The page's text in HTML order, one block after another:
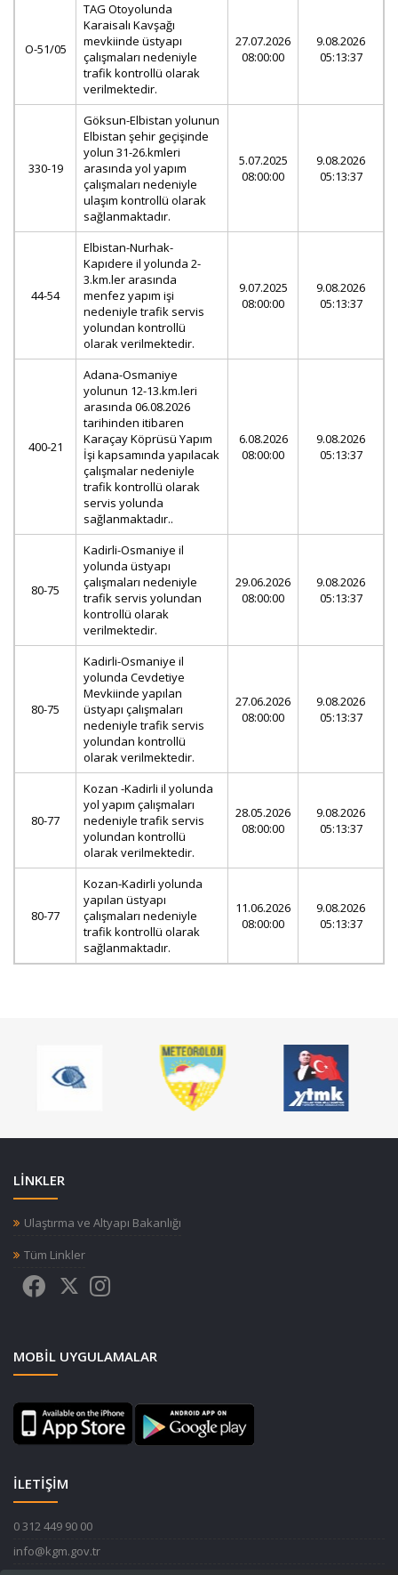
O-51/05
TAG Otoyolunda
Karaisalı Kavşağı
mevkiinde üstyapı
çalışmaları nedeniyle
trafik kontrollü olarak
verilmektedir.
27.07.2026
08:00:00
9.08.2026
05:13:37
330-19
Göksun-Elbistan yolunun
Elbistan şehir geçişinde
yolun 31-26.kmleri
arasında yol yapım
çalışmaları nedeniyle
ulaşım kontrollü olarak
sağlanmaktadır.
5.07.2025
08:00:00
9.08.2026
05:13:37
44-54
Elbistan-Nurhak-
Kapıdere il yolunda 2-
3.km.ler arasında
menfez yapım işi
nedeniyle trafik servis
yolundan kontrollü
olarak verilmektedir.
9.07.2025
08:00:00
9.08.2026
05:13:37
400-21
Adana-Osmaniye
yolunun 12-13.km.leri
arasında 06.08.2026
tarihinden itibaren
Karaçay Köprüsü Yapım
İşi kapsamında yapılacak
çalışmalar nedeniyle
trafik kontrollü olarak
servis yolunda
sağlanmaktadır..
6.08.2026
08:00:00
9.08.2026
05:13:37
80-75
Kadirli-Osmaniye il
yolunda üstyapı
çalışmaları nedeniyle
trafik servis yolundan
kontrollü olarak
verilmektedir.
29.06.2026
08:00:00
9.08.2026
05:13:37
80-75
Kadirli-Osmaniye il
yolunda Cevdetiye
Mevkiinde yapılan
üstyapı çalışmaları
nedeniyle trafik servis
yolundan kontrollü
olarak verilmektedir.
27.06.2026
08:00:00
9.08.2026
05:13:37
80-77
Kozan -Kadirli il yolunda
yol yapım çalışmaları
nedeniyle trafik servis
yolundan kontrollü
olarak verilmektedir.
28.05.2026
08:00:00
9.08.2026
05:13:37
80-77
Kozan-Kadirli yolunda
yapılan üstyapı
çalışmaları nedeniyle
trafik kontrollü olarak
sağlanmaktadır.
11.06.2026
08:00:00
9.08.2026
05:13:37
LİNKLER
Ulaştırma ve Altyapı Bakanlığı
Tüm Linkler
MOBIL UYGULAMALAR
İLETİŞİM
0 312 449 90 00
info@kgm.gov.tr